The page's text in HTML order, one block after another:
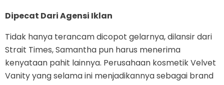
Dipecat Dari Agensi Iklan
Tidak hanya terancam dicopot gelarnya, dilansir dari
Strait Times, Samantha pun harus menerima
kenyataan pahit lainnya. Perusahaan kosmetik Velvet
Vanity yang selama ini menjadikannya sebagai brand